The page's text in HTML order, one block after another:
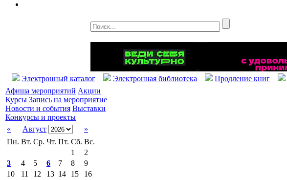
Электронный каталог Электронная библиотека Продление книг
Афиша мероприятий Акции
Курсы Запись на мероприятие
Новости и события Выставки
Конкурсы и проекты
«
Август
»
Пн. Вт. Ср. Чт. Пт. Сб. Вс.
1
2
3
4 5 6 7 8
9
10
11 12 13 14 15
16